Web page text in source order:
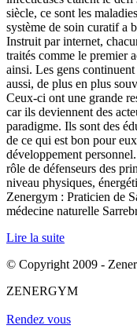
siècle, ce sont les
système de soin curatif a
Instruit par internet,
traités comme le premier
ainsi. Les gens
aussi, de plus en plus
Ceux-ci ont une grande
car ils deviennent des
paradigme. Ils sont des
de ce qui est bon pour
développement
rôle de défenseurs des
niveau physiques,
Zenergym : Praticien de
médecine naturelle
Lire la suite
© Copyright 2009 -
ZENERGYM
Rendez vous